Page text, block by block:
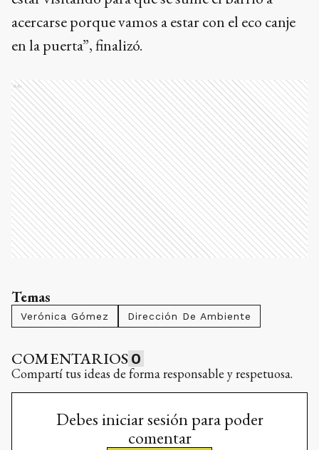
acercarse porque vamos a estar con el eco canje
en la puerta”, finalizó.
Ads
Temas
Verónica Gómez Dirección De Ambiente
COMENTARIOS 0
Compartí tus ideas de forma responsable y respetuosa.
Debes iniciar sesión para poder
comentar